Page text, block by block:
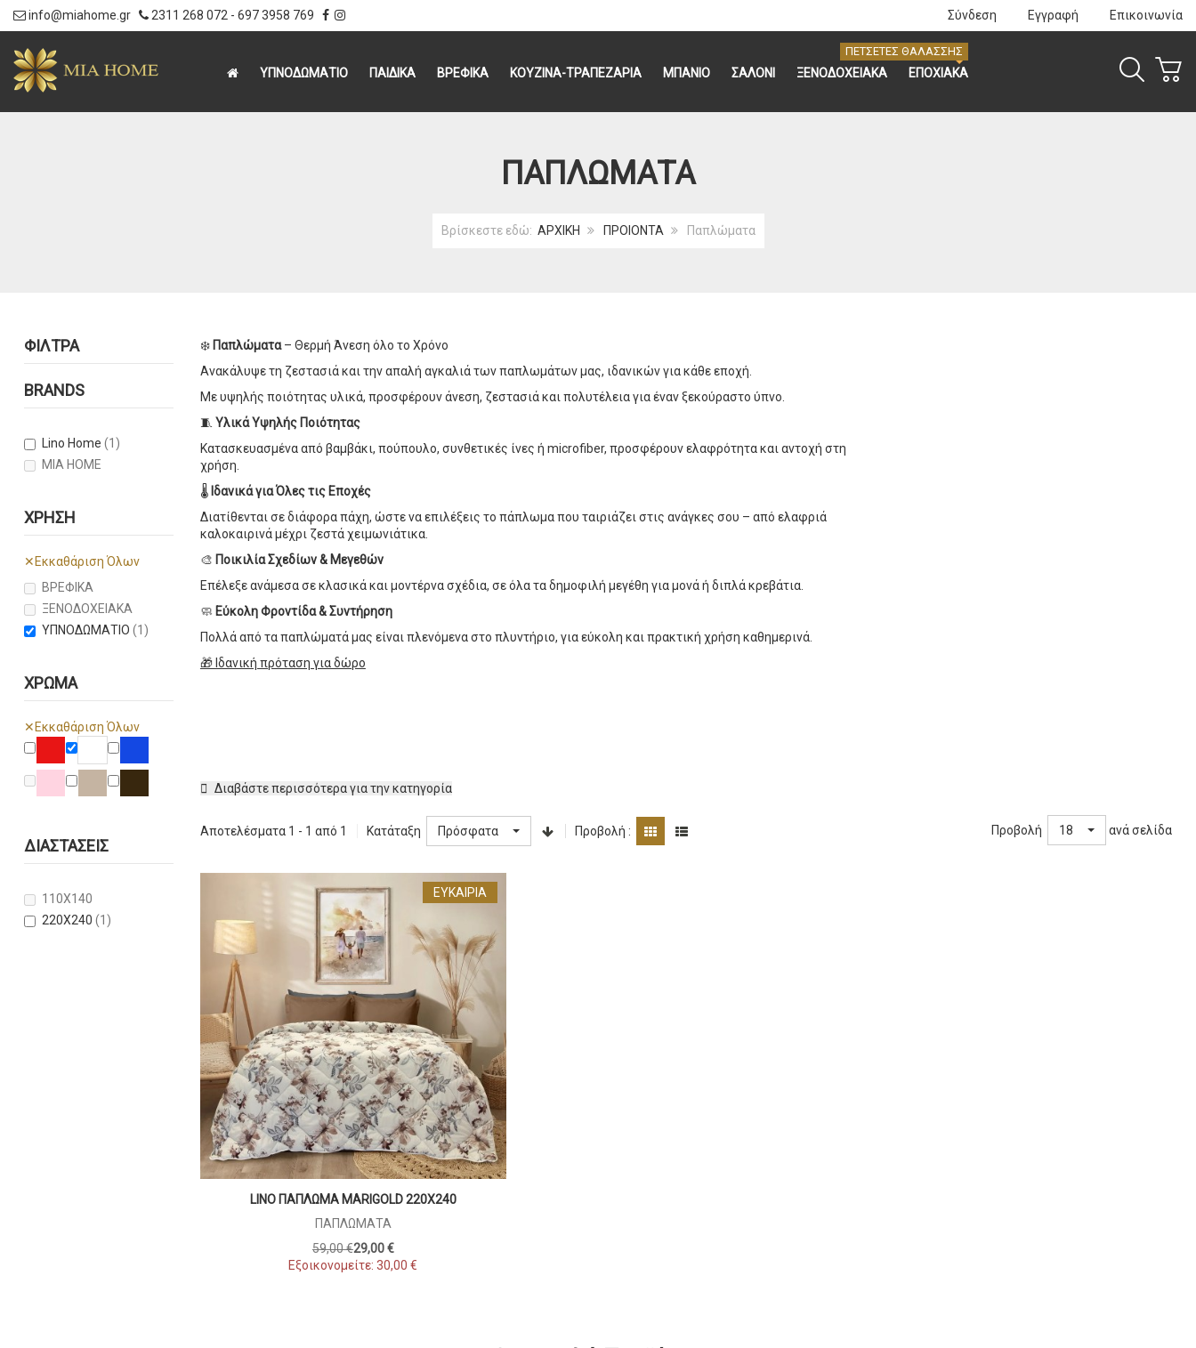
info@miahome.gr 2311 268 072 - 697 3958 769 Σύνδεση Εγγραφή Επικοινωνία
ΥΠΝΟΔΩΜΑΤΙΟ ΠΑΙΔΙΚΑ ΒΡΕΦΙΚΑ ΚΟΥΖΙΝΑ-ΤΡΑΠΕΖΑΡΙΑ ΜΠΑΝΙΟ ΣΑΛΟΝΙ ΞΕΝΟΔΟΧΕΙΑΚΑ ΕΠΟΧΙΑΚΑ
ΠΕΤΣΕΤΕΣ ΘΑΛΑΣΣΗΣ
ΠΑΠΛΏΜΑΤΑ
Βρίσκεστε εδώ: ΑΡΧΙΚΗ ΠΡΟΙΟΝΤΑ Παπλώματα
ΦΊΛΤΡΑ
BRANDS
Lino Home (1)
MIA HOME
ΧΡΉΣΗ
✕ Εκκαθάριση Όλων
ΒΡΕΦΙΚΑ
ΞΕΝΟΔΟΧΕΙΑΚΑ
ΥΠΝΟΔΩΜΑΤΙΟ (1)
ΧΡΏΜΑ
✕ Εκκαθάριση Όλων
RED
WHITE
PINK BEIGE
ΔΙΑΣΤΆΣΕΙΣ
110X140
220X240 (1)
❄️ Παπλώματα– Θερμή Άνεση όλο το Χρόνο
Ανακάλυψε τη ζεστασιά και την απαλή αγκαλιά των παπλωμάτων μας, ιδανικών για κάθε εποχή.
Με υψηλής ποιότητας υλικά, προσφέρουν άνεση, ζεστασιά και πολυτέλεια για έναν ξεκούραστο ύπνο.
🧵 Υλικά Υψηλής Ποιότητας
Κατασκευασμένα από βαμβάκι, πούπουλο, συνθετικές ίνες ή microfiber, προσφέρουν ελαφρότητα και αντοχή στη
χρήση.
🌡️ Ιδανικά για Όλες τις Εποχές
Διατίθενται σε διάφορα πάχη, ώστε να επιλέξεις το πάπλωμα που ταιριάζει στις ανάγκες σου – από ελαφριά
καλοκαιρινά μέχρι ζεστά χειμωνιάτικα.
🎨 Ποικιλία Σχεδίων & Μεγεθών
Επέλεξε ανάμεσα σε κλασικά και μοντέρνα σχέδια, σε όλα τα δημοφιλή μεγέθη για μονά ή διπλά κρεβάτια.
🧼 Εύκολη Φροντίδα & Συντήρηση
Πολλά από τα παπλώματά μας είναι πλενόμενα στο πλυντήριο, για εύκολη και πρακτική χρήση καθημερινά.
🎁 Ιδανική πρόταση για δώρο
Διαβάστε περισσότερα για την κατηγορία
Αποτελέσματα 1 - 1 από 1 Κατάταξη Πρόσφατα Προβολή : Προβολή 18 ανά σελίδα
ΕΥΚΑΙΡΊΑ
LINO ΠΑΠΛΩΜΑ MARIGOLD 220X240
ΠΑΠΛΏΜΑΤΑ
59,00 €29,00 €
Εξοικονομείτε:30,00 €